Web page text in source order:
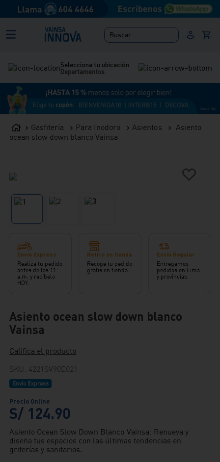
Buscar....
Selecciona tu ubicación
Departamentos
Gasfitería Para Inodoro Asientos
Asiento
ocean slow down blanco Vainsa
Envío Express
Realiza tu pedido
antes de las 11
a.m. y recíbelo
HOY.
Retiro en tienda
Recoge tu pedido
gratis en tienda.
Envío Regular
Entregamos
pedidos en Lima
y provincias.
Asiento ocean slow down blanco
Vainsa
Califica el producto
SKU : 4221SV90E021
Envío Express
S/ 124.90
Asiento Ocean Slow Down Blanco Vainsa: Renueva y
diseña tus espacios con las últimas tendencias en
griferías y sanitarios.